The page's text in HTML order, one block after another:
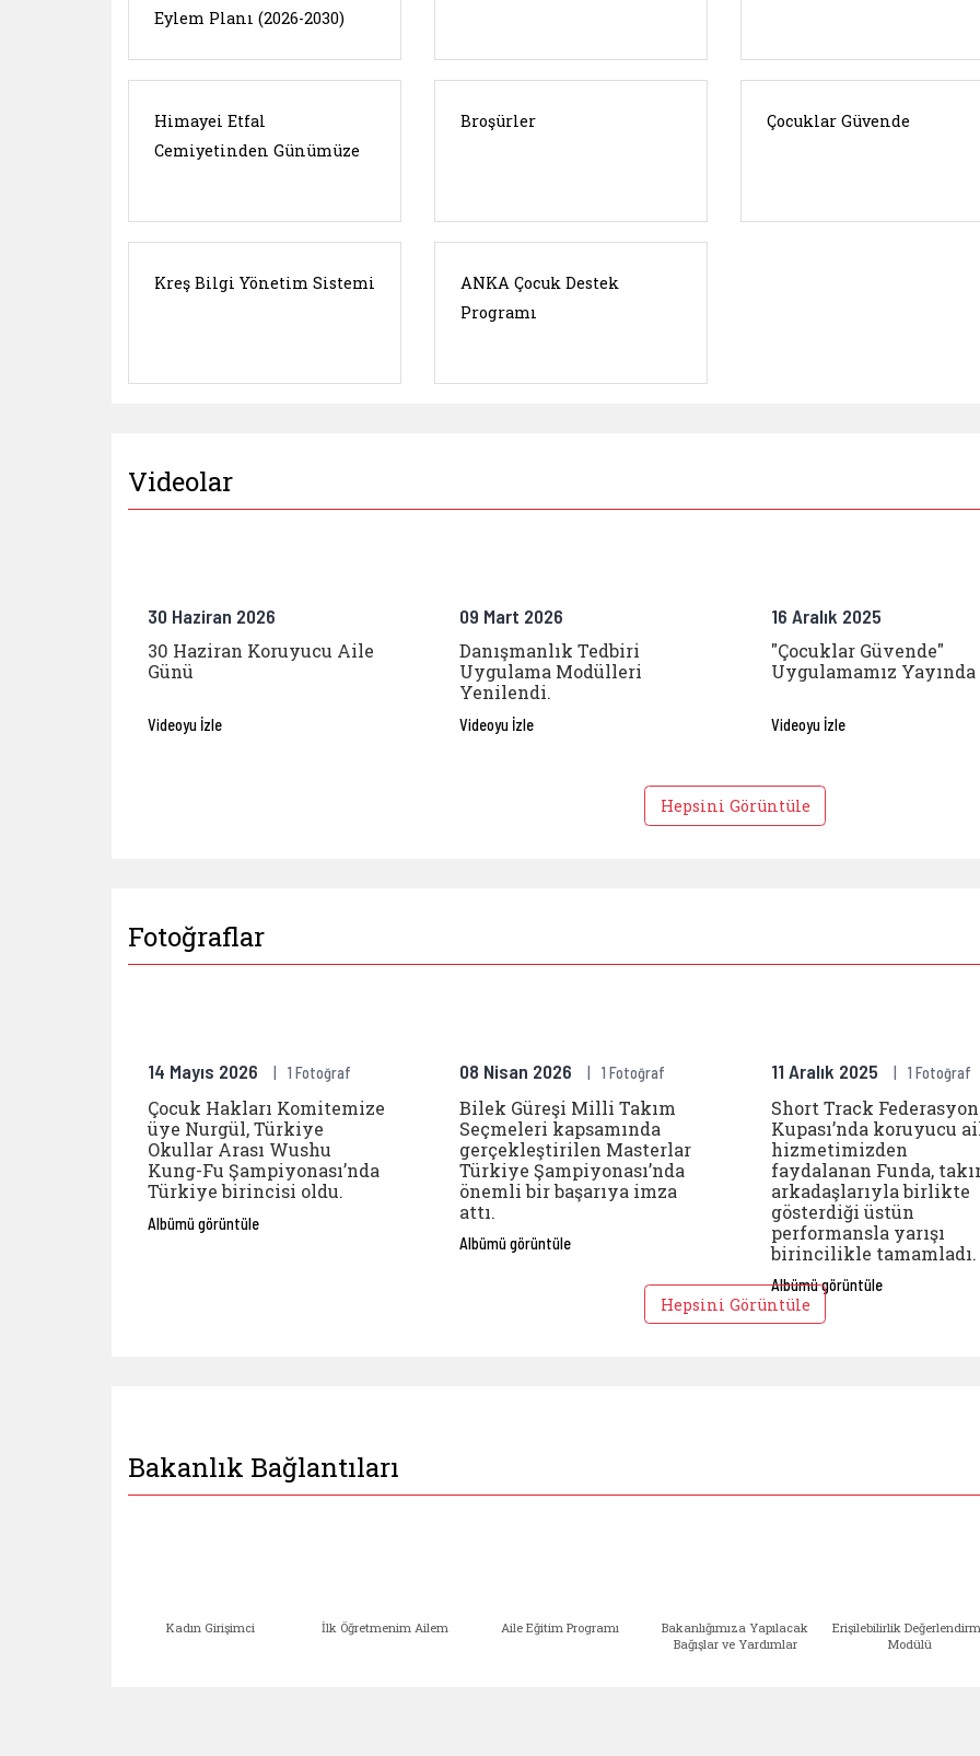
Eylem Planı (2026-2030)
Himayei Etfal
Cemiyetinden Günümüze
Broşürler Çocuklar Güvende
Kreş Bilgi Yönetim Sistemi
ANKA Çocuk Destek
Programı
Videolar
30 Haziran 2026
30 Haziran Koruyucu Aile
Günü
Videoyu İzle
09 Mart 2026
Danışmanlık Tedbiri
Uygulama Modülleri
Yenilendi.
Videoyu İzle
16 Aralık 2025
"Çocuklar Güvende"
Uygulamamız Yayında
Videoyu İzle
Hepsini Görüntüle
Fotoğraflar
14 Mayıs 2026 1 Fotoğraf
Çocuk Hakları Komitemize
üye Nurgül, Türkiye
Okullar Arası Wushu
Kung-Fu Şampiyonası’nda
Türkiye birincisi oldu.
Albümü görüntüle
08 Nisan 2026 1 Fotoğraf
Bilek Güreşi Milli Takım
Seçmeleri kapsamında
gerçekleştirilen Masterlar
Türkiye Şampiyonası’nda
önemli bir başarıya imza
attı.
Albümü görüntüle
11 Aralık 2025 1 Fotoğraf
Short Track Federasyon
Kupası’nda koruyucu
hizmetimizden
faydalanan Funda,
arkadaşlarıyla birlikte
gösterdiği üstün
performansla yarışı
birincilikle tamamladı.
Albümü görüntüle
Hepsini Görüntüle
Bakanlık Bağlantıları
Kadın Girişimci İlk Öğretmenim Ailem Aile Eğitim Programı
Bakanlığımıza Yapılacak
Bağışlar ve Yardımlar
Erişilebilirlik
Modülü